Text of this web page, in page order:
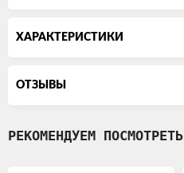
ХАРАКТЕРИСТИКИ
ОТЗЫВЫ
РЕКОМЕНДУЕМ ПОСМОТРЕТЬ